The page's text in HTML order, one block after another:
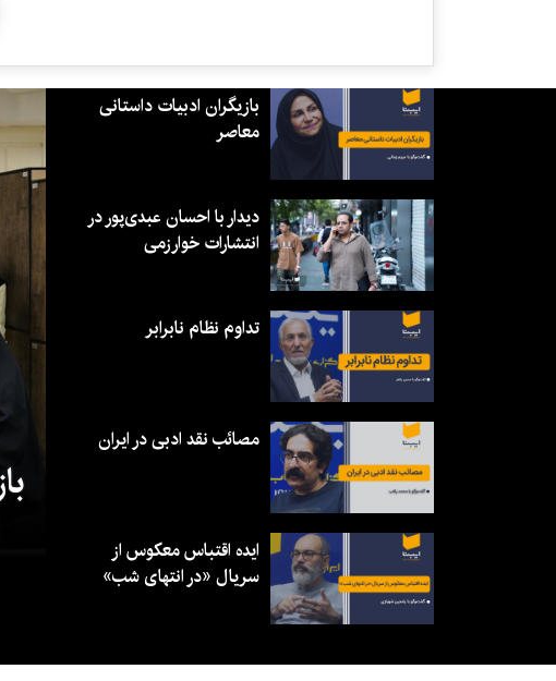
بازیگران ادبیات داستانی
معاصر
دیدار با احسان عبدی‌پور در
انتشارات خوارزمی
تداوم نظام نابرابر
مصائب نقد ادبی در ایران
ایده اقتباس معکوس از
سریال «در انتهای شب»